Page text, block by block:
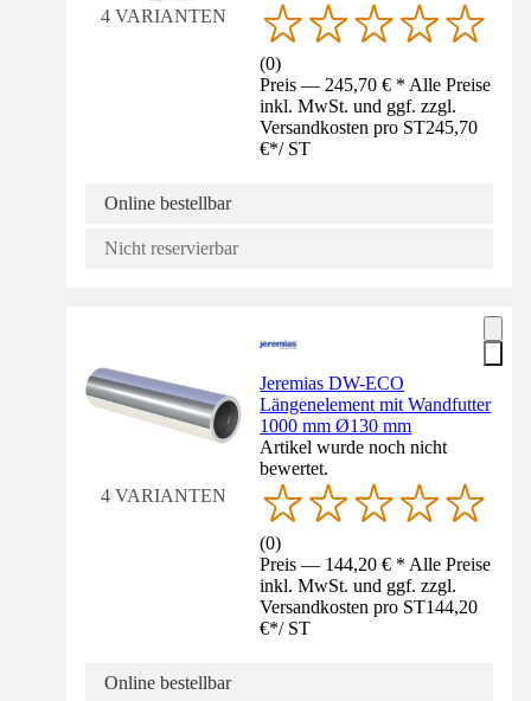
4 VARIANTEN
(0)
Preis — 245,70 € * Alle Preise
inkl. MwSt. und ggf. zzgl.
Versandkosten pro ST245,70
€*/ ST
Online bestellbar
Nicht reservierbar
4 VARIANTEN
Jeremias DW-ECO
Längenelement mit Wandfutter
1000 mm Ø130 mm
Artikel wurde noch nicht
bewertet.
(0)
Preis — 144,20 € * Alle Preise
inkl. MwSt. und ggf. zzgl.
Versandkosten pro ST144,20
€*/ ST
Online bestellbar